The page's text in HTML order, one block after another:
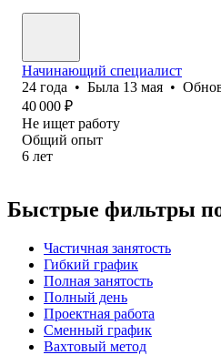
Начинающий специалист
24 года • Была 13 мая •
40 000 ₽
Не ищет работу
Общий опыт
6 лет
Быстрые фильтры
Частичная занятость
Гибкий график
Полная занятость
Полный день
Проектная работа
Сменный график
Вахтовый метод